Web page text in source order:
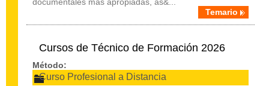
Temario
Cursos de Técnico de Formación 2026
Método:
Curso Profesional a Distancia